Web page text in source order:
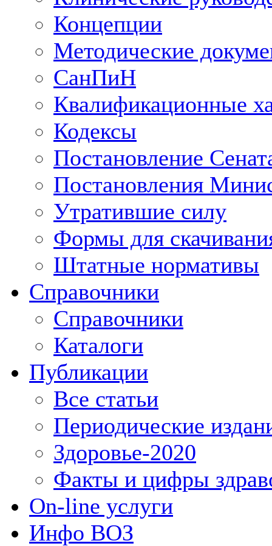
Концепции
Методические
СанПиН
Квалификационные
Кодексы
Постановление
Постановления
Утратившие силу
Формы для
Штатные нормативы
Справочники
Справочники
Каталоги
Публикации
Все статьи
Периодические
Здоровье-2020
Факты и цифры
On-line услуги
Инфо ВОЗ